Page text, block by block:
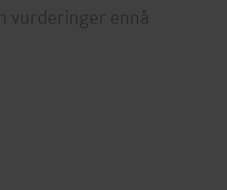
vurderinger ennå